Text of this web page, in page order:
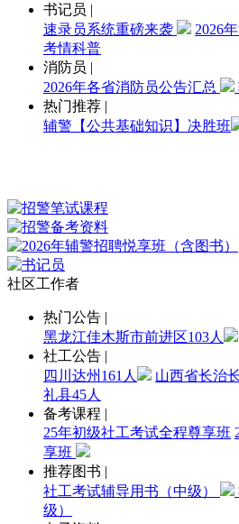
书记员 |
速录员系统重磅来袭
2026
考情科普
消防员 |
2026年各省消防员公告汇总
热门推荐 |
辅警【公共基础知识】决胜班
社区工作者
热门公告 |
黑龙江佳木斯市前进区103人
社工公告 |
四川达州161人
山西省长治
礼县45人
备考课程 |
25年初级社工考试全程尊享班
享班
推荐图书 |
社工考试辅导用书（中级）
级）